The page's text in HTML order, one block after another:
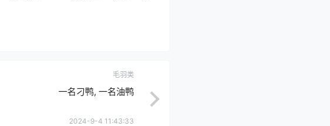
毛羽类
一名刁鸭, 一名油鸭
2024-9-4 11:43:33